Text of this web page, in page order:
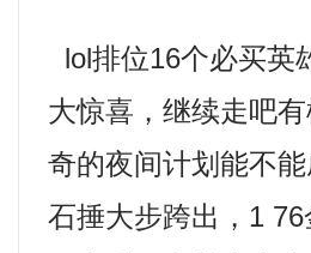
lol排位16个必买英
大惊喜，继续走吧
奇的夜间计划能不
石捶大步跨出，1